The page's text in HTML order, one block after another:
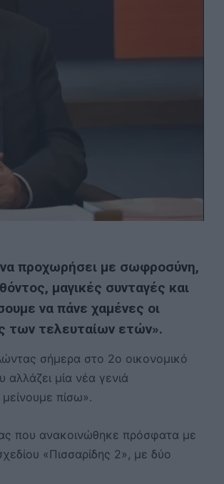
προχωρήσει με σωφροσύνη,
μαγικές συνταγές και
να πάνε χαμένες οι
των τελευταίων ετών».
σήμερα στο 2ο οικονομικό
μία νέα γενιά
πίσω».
που ανακοινώθηκε πρόσφατα με
«Πισσαρίδης 2», με δύο